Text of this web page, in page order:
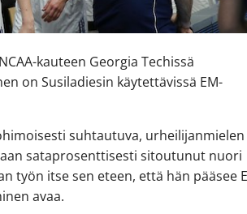
kauteen Georgia Techissä
on Susiladiesin käytettävissä EM-
suhtautuva, urheilijanmielen
sataprosenttisesti sitoutunut nuori
työn itse sen eteen, että hän pääsee
avaa.